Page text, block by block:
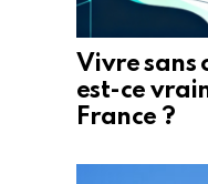
Vivre sans
est-ce
France ?